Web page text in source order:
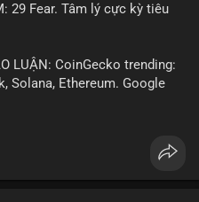
29 Fear. Tâm lý cực kỳ tiêu
LUẬN: CoinGecko trending:
Solana, Ethereum. Google
cúp U20 Châu Á.
League, NCAA Football,
Horowitz, NFL,